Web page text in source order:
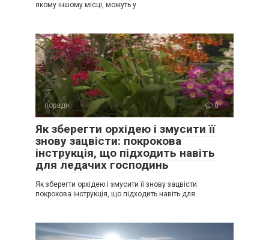
якому іншому місці, можуть у
поради 0
Як зберегти орхідею і змусити її
знову зацвісти: покрокова
інструкція, що підходить навіть
для ледачих господинь
Як зберегти орхідею і змусити її знову зацвісти:
покрокова інструкція, що підходить навіть для